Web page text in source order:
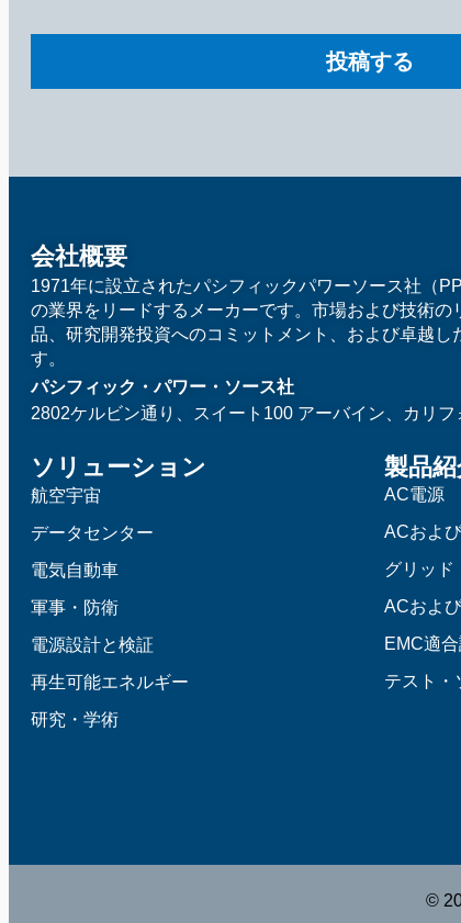
会社概要
1971年に設立されたパシフィックパワーソース社（
の業界をリードするメーカーです。市場および技術
品、研究開発投資へのコミットメント、および卓越
す。
パシフィック・パワー・ソース社
2802ケルビン通り、スイート100 アーバイン、カリ
ソリューション
航空宇宙
データセンター
電気自動車
軍事・防衛
電源設計と検証
再生可能エネルギー
研究・学術
製品
AC電源
ACおよ
グリッド
ACおよ
EMC適
テスト・
©